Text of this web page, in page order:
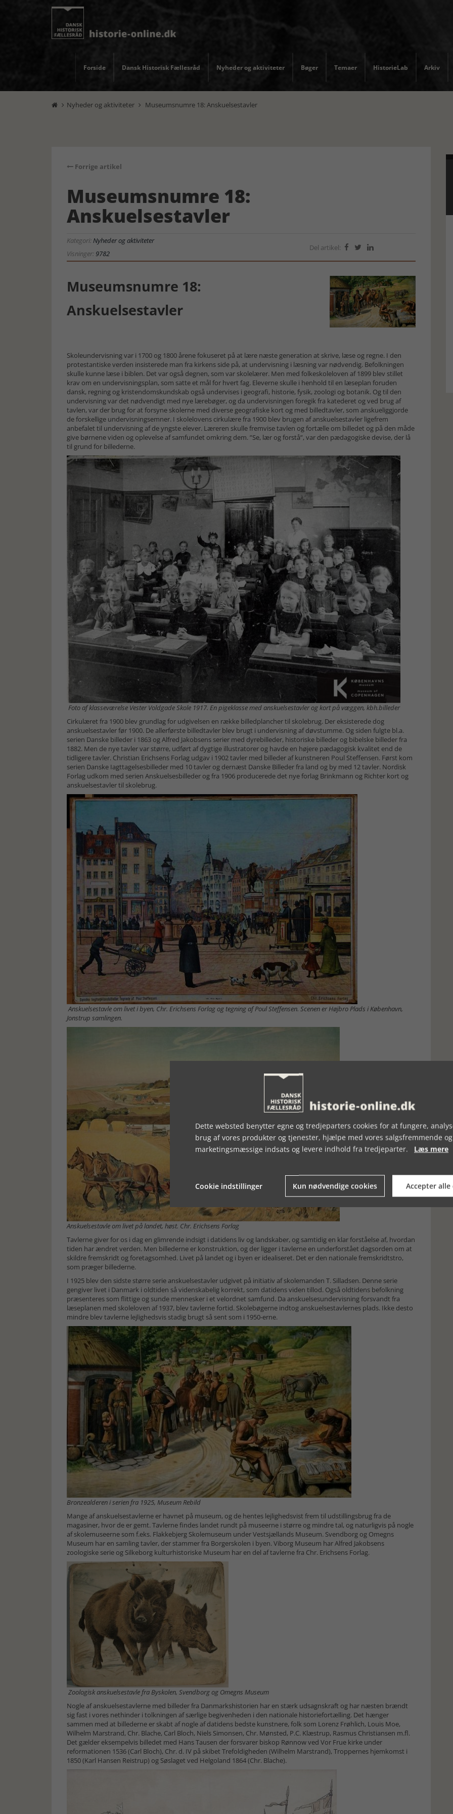
Forside Dansk Historisk Fællesråd Nyheder og aktiviteter Bøger Temaer HistorieLab Arkiv
 Nyheder og aktiviteter  Museumsnumre 18: Anskuelsestavler
Forrige artikel
Museumsnumre 18:
Anskuelsestavler
Kategori:Nyheder og aktiviteter
Visninger:9782
Del artikel:   
Museumsnumre 18:
Anskuelsestavler
Skoleundervisning var i 1700 og 1800 årene fokuseret på at lære næste generation at skrive, læse og regne. I den
protestantiske verden insisterede man fra kirkens side på, at undervisning i læsning var nødvendig. Befolkningen
skulle kunne læse i biblen. Det var også degnen, som var skolelærer. Men med folkeskoleloven af 1899 blev stillet
krav om en undervisningsplan, som satte et mål for hvert fag. Eleverne skulle i henhold til en læseplan foruden
dansk, regning og kristendomskundskab også undervises i geografi, historie, fysik, zoologi og botanik. Og til den
undervisning var det nødvendigt med nye lærebøger, og da undervisningen foregik fra katederet og ved brug af
tavlen, var der brug for at forsyne skolerne med diverse geografiske kort og med billedtavler, som anskueliggjorde
de forskellige undervisningsemner. I skolelovens cirkulære fra 1900 blev brugen af anskuelsestavler ligefrem
anbefalet til undervisning af de yngste elever. Læreren skulle fremvise tavlen og fortælle om billedet og på den måde
give børnene viden og oplevelse af samfundet omkring dem. ”Se, lær og forstå”, var den pædagogiske devise, der lå
til grund for billederne.
Foto af klasseværelse Vester Voldgade Skole 1917. En pigeklasse med anskuelsestavler og kort på væggen, kbh.billeder
Cirkulæret fra 1900 blev grundlag for udgivelsen en række billedplancher til skolebrug. Der eksisterede dog
anskuelsestavler før 1900. De allerførste billedtavler blev brugt i undervisning af døvstumme. Og siden fulgte bl.a.
serien Danske billeder i 1863 og Alfred Jakobsens serier med dyrebilleder, historiske billeder og bibelske billeder fra
1882. Men de nye tavler var større, udført af dygtige illustratorer og havde en højere pædagogisk kvalitet end de
tidligere tavler. Christian Erichsens Forlag udgav i 1902 tavler med billeder af kunstneren Poul Steffensen. Først kom
serien Danske Iagttagelsesbilleder med 10 tavler og dernæst Danske Billeder fra land og by med 12 tavler. Nordisk
Forlag udkom med serien Anskuelsesbilleder og fra 1906 producerede det nye forlag Brinkmann og Richter kort og
anskuelsestavler til skolebrug.
Anskuelsestavle om livet i byen, Chr. Erichsens Forlag og tegning af Poul Steffensen. Scenen er Højbro Plads i København,
Jonstrup samlingen.
Anskuelsestavle om livet på landet, høst. Chr. Erichsens Forlag
Tavlerne giver for os i dag en glimrende indsigt i datidens liv og landskaber, og samtidig en klar forståelse af, hvordan
tiden har ændret verden. Men billederne er konstruktion, og der ligger i tavlerne en underforstået dagsorden om at
skildre fremskridt og foretagsomhed. Livet på landet og i byen er idealiseret. Det er den nationale fremskridtstro,
som præger billederne.
I 1925 blev den sidste større serie anskuelsestavler udgivet på initiativ af skolemanden T. Silladsen. Denne serie
gengiver livet i Danmark i oldtiden så videnskabelig korrekt, som datidens viden tillod. Også oldtidens befolkning
præsenteres som flittige og sunde mennesker i et velordnet samfund. Da anskuelsesundervisning forsvandt fra
læseplanen med skoleloven af 1937, blev tavlerne fortid. Skolebøgerne indtog anskuelsestavlernes plads. Ikke desto
mindre blev tavlerne lejlighedsvis stadig brugt så sent som i 1950-erne.
Bronzealderen i serien fra 1925, Museum Rebild
Mange af anskuelsestavlerne er havnet på museum, og de hentes lejlighedsvist frem til udstillingsbrug fra de
magasiner, hvor de er gemt. Tavlerne findes landet rundt på museerne i større og mindre tal, og naturligvis på nogle
af skolemuseerne som f.eks. Flakkebjerg Skolemuseum under Vestsjællands Museum. Svendborg og Omegns
Museum har en samling tavler, der stammer fra Borgerskolen i byen. Viborg Museum har Alfred Jakobsens
zoologiske serie og Silkeborg kulturhistoriske Museum har en del af tavlerne fra Chr. Erichsens Forlag.
Zoologisk anskuelsestavle fra Byskolen, Svendborg og Omegns Museum
Nogle af anskuelsestavlerne med billeder fra Danmarkshistorien har en stærk udsagnskraft og har næsten brændt
sig fast i vores nethinder i tolkningen af særlige begivenheden i den nationale historiefortælling. Det hænger
sammen med at billederne er skabt af nogle af datidens bedste kunstnere, folk som Lorenz Frøhlich, Louis Moe,
Wilhelm Marstrand, Chr. Blache, Carl Bloch, Niels Simonsen, Chr. Mønsted, P.C. Klæstrup, Rasmus Christiansen m.fl.
Det gælder eksempelvis billedet med Hans Tausen der forsvarer biskop Rønnow ved Vor Frue kirke under
reformationen 1536 (Carl Bloch), Chr. d. IV på skibet Trefoldigheden (Wilhelm Marstrand), Troppernes hjemkomst i
1850 (Karl Hansen Reistrup) og Søslaget ved Helgoland 1864 (Chr. Blache).
Dette websted benytter egne og tredjeparters cookies for at fungere,
brug af vores produkter og tjenester, hjælpe med vores salgsfremmende og
marketingsmæssige indsats og levere indhold fra tredjeparter. Læs mere
Cookie indstillinger Kun nødvendige cookies Accepter alle